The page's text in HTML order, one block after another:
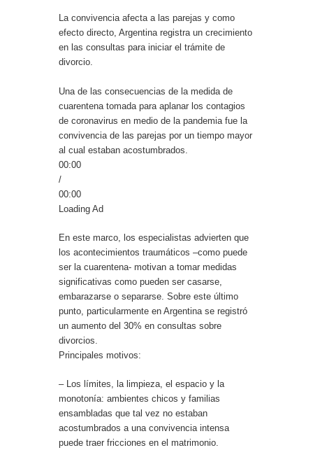
La convivencia afecta a las parejas y como
efecto directo, Argentina registra un crecimiento
en las consultas para iniciar el trámite de
divorcio.
Una de las consecuencias de la medida de
cuarentena tomada para aplanar los contagios
de coronavirus en medio de la pandemia fue la
convivencia de las parejas por un tiempo mayor
al cual estaban acostumbrados.
00:00
/
00:00
Loading Ad
En este marco, los especialistas advierten que
los acontecimientos traumáticos –como puede
ser la cuarentena- motivan a tomar medidas
significativas como pueden ser casarse,
embarazarse o separarse. Sobre este último
punto, particularmente en Argentina se registró
un aumento del 30% en consultas sobre
divorcios.
Principales motivos:
– Los límites, la limpieza, el espacio y la
monotonía: ambientes chicos y familias
ensambladas que tal vez no estaban
acostumbrados a una convivencia intensa
puede traer fricciones en el matrimonio.